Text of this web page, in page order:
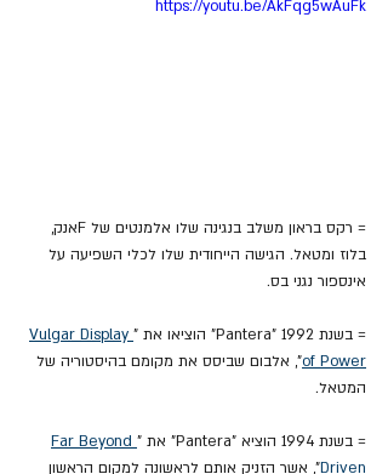
https://youtu.be/AkFqg5wAuFk
= רקס בראון משלב בנגינה שלו אלמנטים של Fאנק,
בלוז ומטאל. הגישה הייחודית שלו לכלי השפיעה על
אינספור נגני בס.
= בשנת 1992 "Pantera" הוציאו את "
Vulgar Display
of Power", אלבום שביסס את מקומם בהיסטוריה של
המטאל.
= בשנת 1994 הוציא "Pantera" את "
Far Beyond
Driven", אשר הזניק אותם לראשונה למקום הראשון